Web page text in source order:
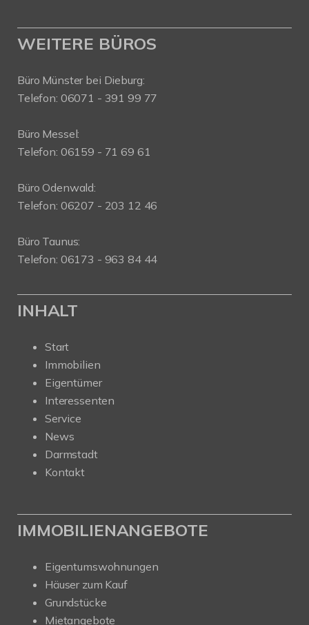
WEITERE BÜROS
Büro Münster bei Dieburg:
Telefon: 06071 - 391 99 77
Büro Messel:
Telefon: 06159 - 71 69 61
Büro Odenwald:
Telefon: 06207 - 203 12 46
Büro Taunus:
Telefon: 06173 - 963 84 44
INHALT
Start
Immobilien
Eigentümer
Interessenten
Service
News
Darmstadt
Kontakt
IMMOBILIENANGEBOTE
Eigentumswohnungen
Häuser zum Kauf
Grundstücke
Mietangebote